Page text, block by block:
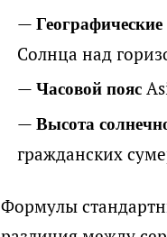
Солнца над
Часовой пояс
Высота
гражданских
Формулы